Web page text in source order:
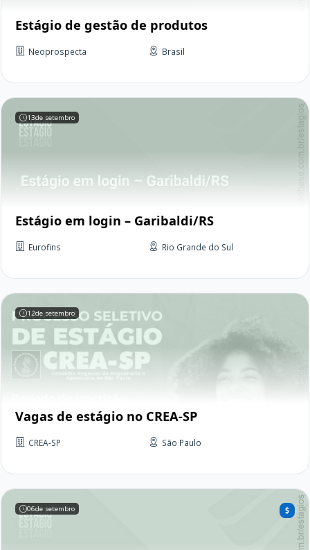
Estágio de gestão de produtos
Neoprospecta Brasil
13de setembro
Estágio em login – Garibaldi/RS
Eurofins Rio Grande do Sul
12de setembro
Vagas de estágio no CREA-SP
CREA-SP São Paulo
06de setembro